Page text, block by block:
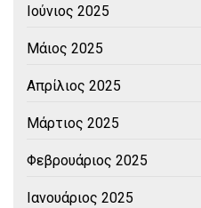
Ιούνιος 2025
Μάιος 2025
Απρίλιος 2025
Μάρτιος 2025
Φεβρουάριος 2025
Ιανουάριος 2025